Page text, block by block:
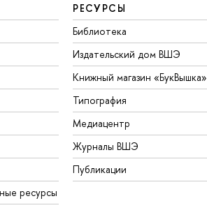
ресурсы
РЕСУРСЫ
Библиотека
Издательский дом ВШЭ
Книжный магазин «БукВышка»
Типография
Медиацентр
Журналы ВШЭ
Публикации